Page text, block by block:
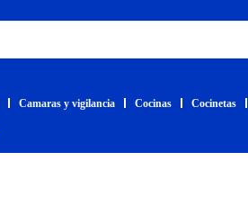
Camaras y vigilancia Cocinas Cocinetas